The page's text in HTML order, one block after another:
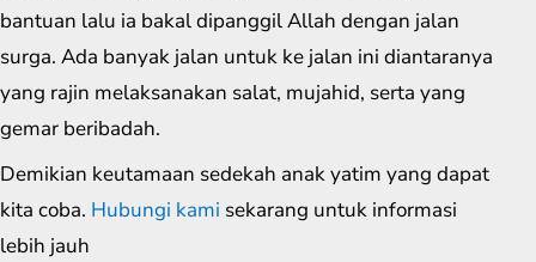
bantuan lalu ia bakal dipanggil Allah dengan jalan
surga. Ada banyak jalan untuk ke jalan ini diantaranya
yang rajin melaksanakan salat, mujahid, serta yang
gemar beribadah.
Demikian keutamaan sedekah anak yatim yang dapat
kita coba. Hubungi kami sekarang untuk informasi
lebih jauh